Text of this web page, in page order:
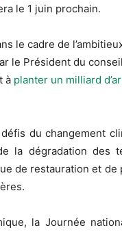
le 1 juin prochain.
le cadre de
le Président du
à planter un milliard
du changement
la dégradation des
de restauration et de
la Journée